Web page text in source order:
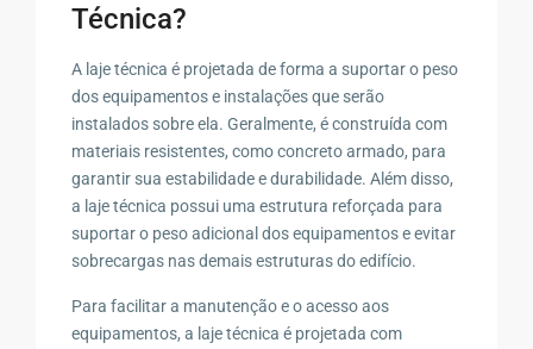
Técnica?
A laje técnica é projetada de forma a suportar o peso
dos equipamentos e instalações que serão
instalados sobre ela. Geralmente, é construída com
materiais resistentes, como concreto armado, para
garantir sua estabilidade e durabilidade. Além disso,
a laje técnica possui uma estrutura reforçada para
suportar o peso adicional dos equipamentos e evitar
sobrecargas nas demais estruturas do edifício.
Para facilitar a manutenção e o acesso aos
equipamentos, a laje técnica é projetada com